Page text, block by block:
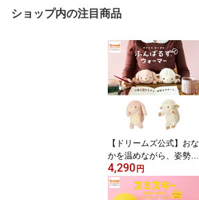
ショップ内の注目商品
【ドリームズ公式】おな
かを温めながら、姿勢を
サポート♪ ふんばるずウ
ォーマー ヒツジ / ロップ
イヤーラビット - 送料無
4,290 円